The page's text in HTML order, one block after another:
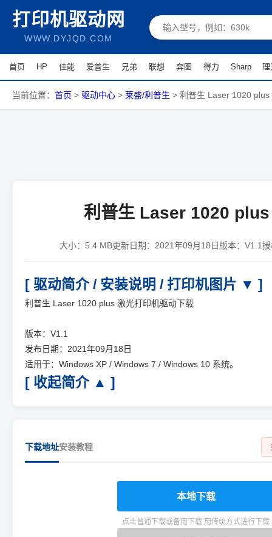
打印机驱动网
WWW.DYJQD.COM
首页 HP 佳能 爱普生 兄弟 联想 奔图 得力 Sharp 理
当前位置： 首页 > 驱动中心 > 莱盛/利普生 > 利普生 Laser 1020 plus
利普生 Laser 1020 plus
大小： 5.4 MB更新日期： 2021年09月18日 版本： V1.1
[ 驱动简介 / 安装说明 / 打印机图片 ▼ ]
利普生 Laser 1020 plus 激光打印机驱动下载
版本：V1.1
发布日期：2021年09月18日
适用于：Windows XP / Windows 7 / Windows 10 系统。
[ 收起简介 ▲ ]
下载地址安装教程
本地下载
点击普通下载或备用下载 用传统方式进行下载